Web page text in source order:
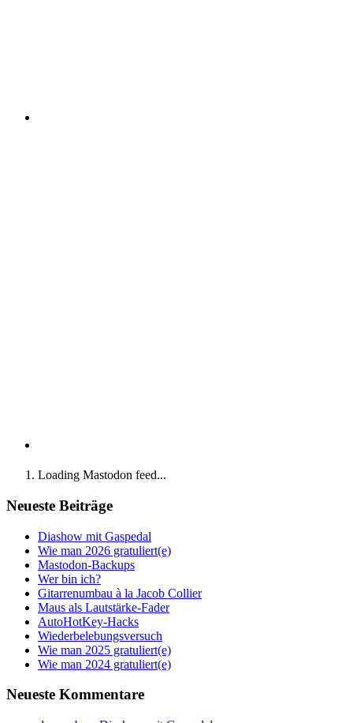
Loading Mastodon feed...
Neueste Beiträge
Diashow mit Gaspedal
Wie man 2026 gratuliert(e)
Mastodon-Backups
Wer bin ich?
Gitarrenumbau à la Jacob Collier
Maus als Lautstärke-Fader
AutoHotKey-Hacks
Wiederbelebungsversuch
Wie man 2025 gratuliert(e)
Wie man 2024 gratuliert(e)
Neueste Kommentare